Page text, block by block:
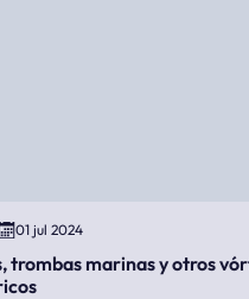
01 jul 2024
trombas marinas y otros